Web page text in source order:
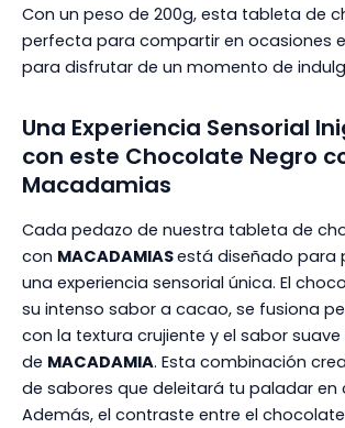
Con un peso de 200g, esta tableta de
perfecta para compartir en ocasiones
para disfrutar de un momento de
Una Experiencia Sensorial
con este Chocolate Negro
Macadamias
Cada pedazo de nuestra tableta de
con MACADAMIASestá diseñado para
una experiencia sensorial única. El
su intenso sabor a cacao, se fusiona
con la textura crujiente y el sabor
de MACADAMIA. Esta combinación
de sabores que deleitará tu paladar
Además, el contraste entre el